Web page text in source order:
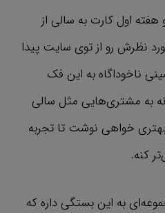
اول کارت به سالی از
نظرش رو از توی سایت پیدا
ناخوداگاه به این فک
به مشتری‌هایی مثل سالی
خواهی نوشت تا تجربه
کنه.
به این بستگی داره که